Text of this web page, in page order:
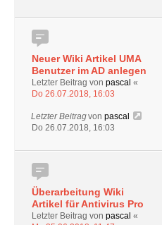
Neuer Wiki Artikel UMA
Benutzer im AD anlegen
Letzter Beitrag von pascal «
Do 26.07.2018, 16:03
Letzter Beitragvon pascal
Do 26.07.2018, 16:03
Überarbeitung Wiki
Artikel für Antivirus Pro
Letzter Beitrag von pascal «